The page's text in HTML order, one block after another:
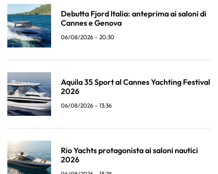
Debutta Fjord Italia: anteprima ai saloni di
Cannes e Genova
06/08/2026 - 20:30
Aquila 35 Sport al Cannes Yachting Festival
2026
06/08/2026 - 13:36
Rio Yachts protagonista ai saloni nautici
2026